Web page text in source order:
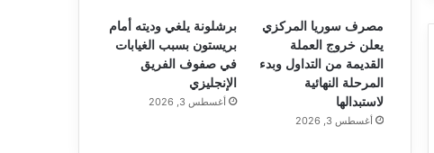
مصرف سوريا المركزي
يعلن خروج العملة
القديمة من التداول وبدء
المرحلة النهائية
لاستبدالها
أغسطس 3, 2026
برشلونة يلغي وديته أمام
بريستون بسبب الغيابات
في صفوف الفريق
الإنجليزي
أغسطس 3, 2026